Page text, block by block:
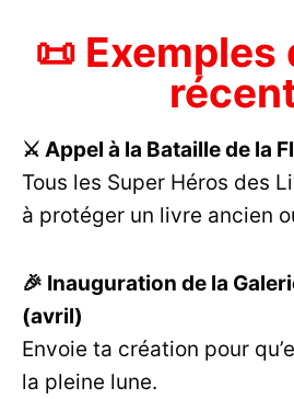
📜 Exemples
⚔️ Appel à la Bataille de la
Tous les Super Héros des
à protéger un livre ancien
🎉 Inauguration de la
(avril)
Envoie ta création pour
la pleine lune.